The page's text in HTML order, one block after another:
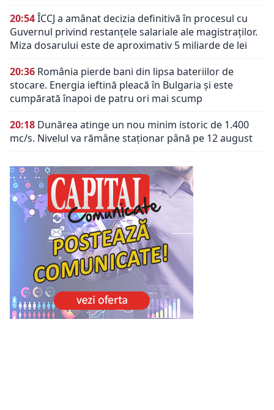
20:54ÎCCJ a amânat decizia definitivă în procesul cu
Guvernul privind restanțele salariale ale magistraților.
Miza dosarului este de aproximativ 5 miliarde de lei
20:36 România pierde bani din lipsa bateriilor de
stocare. Energia ieftină pleacă în Bulgaria și este
cumpărată înapoi de patru ori mai scump
20:18 Dunărea atinge un nou minim istoric de 1.400
mc/s. Nivelul va rămâne staționar până pe 12 august